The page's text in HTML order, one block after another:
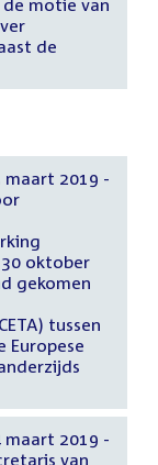
de motie van
de
maart 2019 -
oktober
gekomen
tussen
Europese
maart 2019 -
van